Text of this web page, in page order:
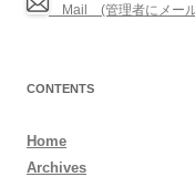
Mail (管理者にメー
CONTENTS
Home
Archives